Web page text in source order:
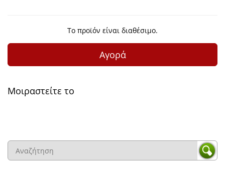
Το προϊόν είναι διαθέσιμο.
Αγορά
Μοιραστείτε το